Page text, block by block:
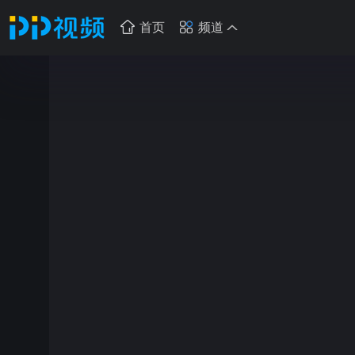
首页 频道